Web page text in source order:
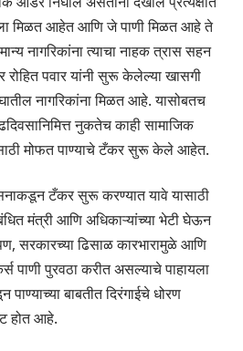
मिळत आहेत आणि जे पाणी मिळत आहे ते
नागरिकांना त्याचा नाहक त्रास सहन
पवार यांनी सुरू केलेल्या खासगी
नागरिकांना मिळत आहे. यासोबतच
नुकतेच काही सामाजिक
मोफत पाण्याचे टँकर सुरू केले आहेत.
टँकर सुरू करण्यात यावे यासाठी
मंत्री आणि अधिकाऱ्यांच्या भेटी घेऊन
सरकारच्या ढिसाळ कारभारामुळे आणि
पाणी पुरवठा करीत असल्याचे पाहायला
बाबतीत दिरंगाईचे धोरण
होत आहे.